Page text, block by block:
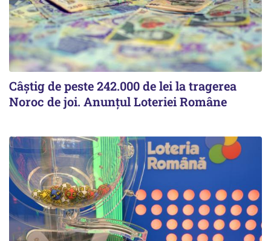
Câștig de peste 242.000 de lei la tragerea
Noroc de joi. Anunțul Loteriei Române